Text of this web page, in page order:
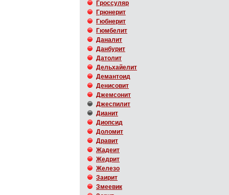
Гроссуляр
Грюнерит
Гюбнерит
Гюмбелит
Даналит
Данбурит
Датолит
Дельхайелит
Демантоид
Денисовит
Джемсонит
Джеспилит
Дианит
Диопсид
Доломит
Дравит
Жадеит
Жедрит
Железо
Заирит
Змеевик